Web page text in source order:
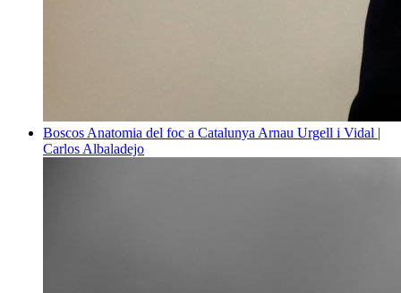
Boscos Anatomia del foc a Catalunya Arnau Urgell i Vidal |
Carlos Albaladejo